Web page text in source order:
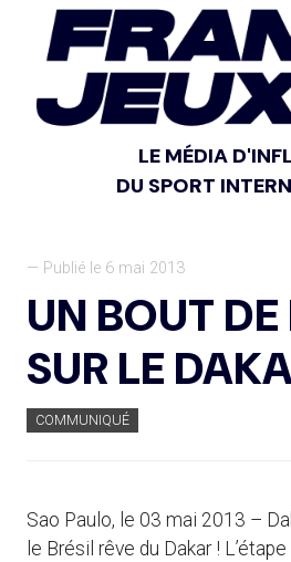
LE MÉDIA
DU SPORT
— Publié le 6 mai 2013
UN BOUT DE
SUR LE
COMMUNIQUÉ
Sao Paulo, le 03 mai 2013 –
le Brésil rêve du Dakar !